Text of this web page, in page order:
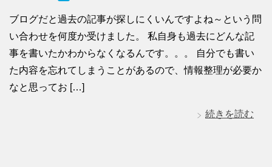
ブログだと過去の記事が探しにくいんですよね～という問
い合わせを何度か受けました。 私自身も過去にどんな記
事を書いたかわからなくなるんです。。。 自分でも書い
た内容を忘れてしまうことがあるので、情報整理が必要か
なと思ってお […]
続きを読む